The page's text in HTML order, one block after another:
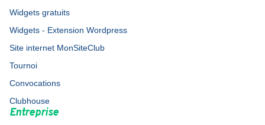
Widgets gratuits
Widgets - Extension Wordpress
Site internet MonSiteClub
Tournoi
Convocations
Clubhouse
Entreprise